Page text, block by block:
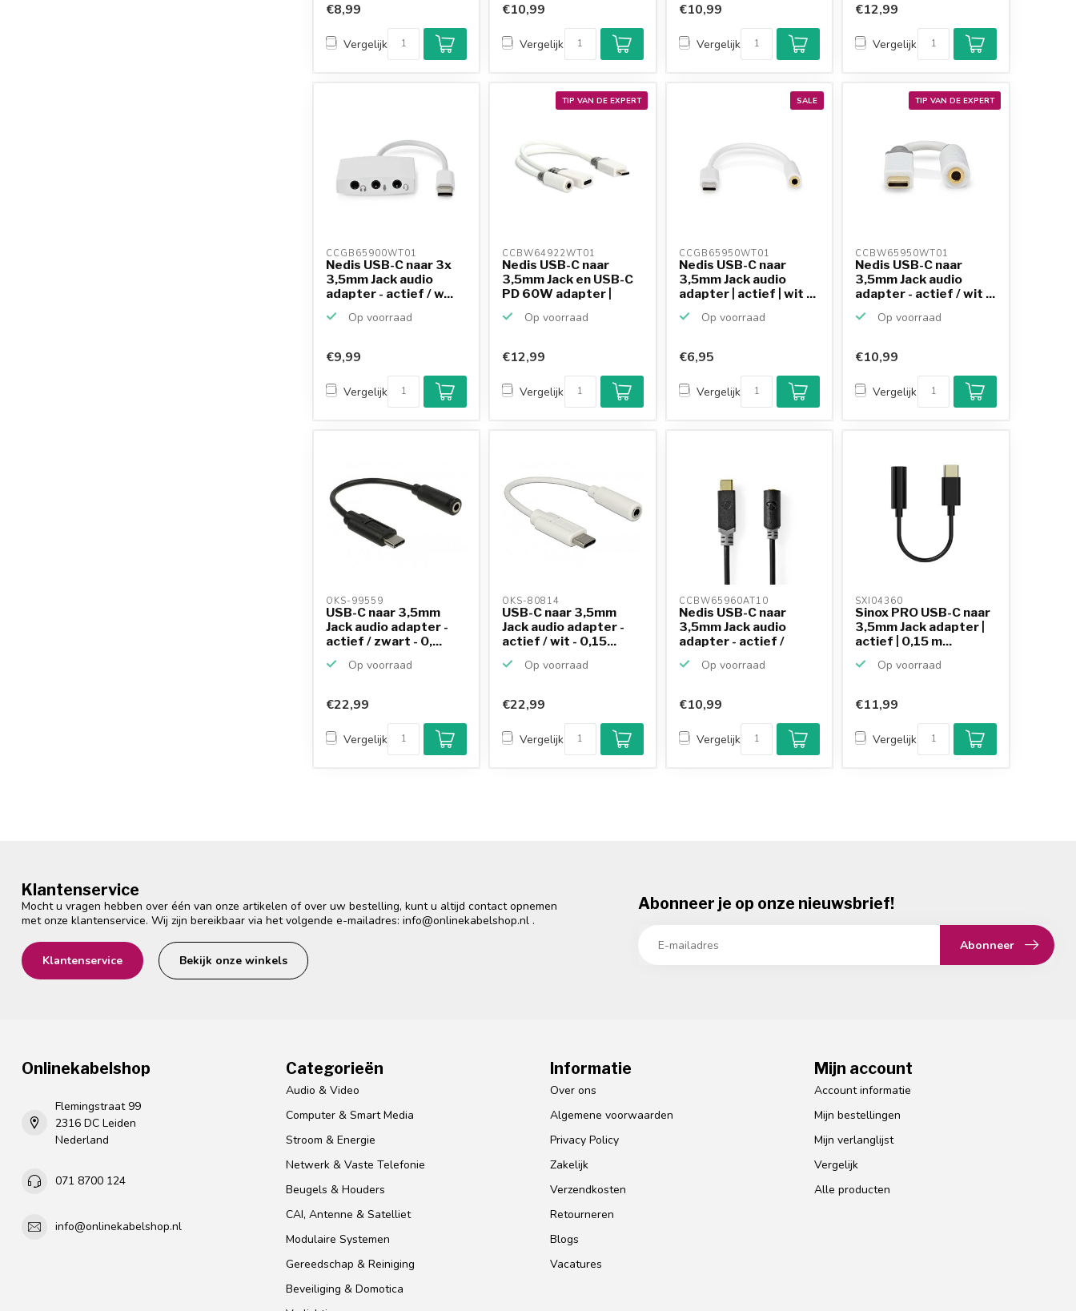
€8,99
Vergelijk
€10,99
Vergelijk
€10,99
Vergelijk
Klantenbeoordeling
9,2/10
Achteraf betalen
mogelijk
productkennis
€12,99
Vergelijk
CCGB65900WT01
Nedis USB-C naar 3x
3,5mm Jack audio
adapter - actief / w...
Op voorraad
€9,99
Vergelijk
TIP VAN DE EXPERT
CCBW64922WT01
Nedis USB-C naar
3,5mm Jack en USB-C
PD 60W adapter |
Op voorraad
€12,99
Vergelijk
SALE
CCGB65950WT01
Nedis USB-C naar
3,5mm Jack audio
adapter | actief | wit ...
Op voorraad
€6,95
Vergelijk
TIP VAN DE EXPERT
CCBW65950WT01
Nedis USB-C naar
3,5mm Jack audio
adapter - actief / wit ...
Op voorraad
€10,99
Vergelijk
OKS-99559
USB-C naar 3,5mm
Jack audio adapter -
actief / zwart - 0,...
Op voorraad
€22,99
Vergelijk
OKS-80814
USB-C naar 3,5mm
Jack audio adapter -
actief / wit - 0,15...
Op voorraad
€22,99
Vergelijk
CCBW65960AT10
Nedis USB-C naar
3,5mm Jack audio
adapter - actief /
Op voorraad
€10,99
Vergelijk
SXI04360
Sinox PRO USB-C naar
3,5mm Jack adapter |
actief | 0,15 m...
Op voorraad
€11,99
Vergelijk
Klantenservice
Mocht u vragen hebben over één van onze artikelen of over uw bestelling, kunt u altijd contact opnemen
met onze klantenservice. Wij zijn bereikbaar via het volgende e-mailadres: info@onlinekabelshop.nl .
Klantenservice Bekijk onze winkels
Abonneer je op onze nieuwsbrief!
Abonneer
Onlinekabelshop
Flemingstraat 99
2316 DC Leiden
Nederland
071 8700 124
info@onlinekabelshop.nl
Categorieën
Audio & Video
Computer & Smart Media
Stroom & Energie
Netwerk & Vaste Telefonie
Beugels & Houders
CAI, Antenne & Satelliet
Modulaire Systemen
Gereedschap & Reiniging
Beveiliging & Domotica
Informatie
Over ons
Algemene voorwaarden
Privacy Policy
Zakelijk
Verzendkosten
Retourneren
Blogs
Vacatures
Mijn account
Account informatie
Mijn bestellingen
Mijn verlanglijst
Vergelijk
Alle producten